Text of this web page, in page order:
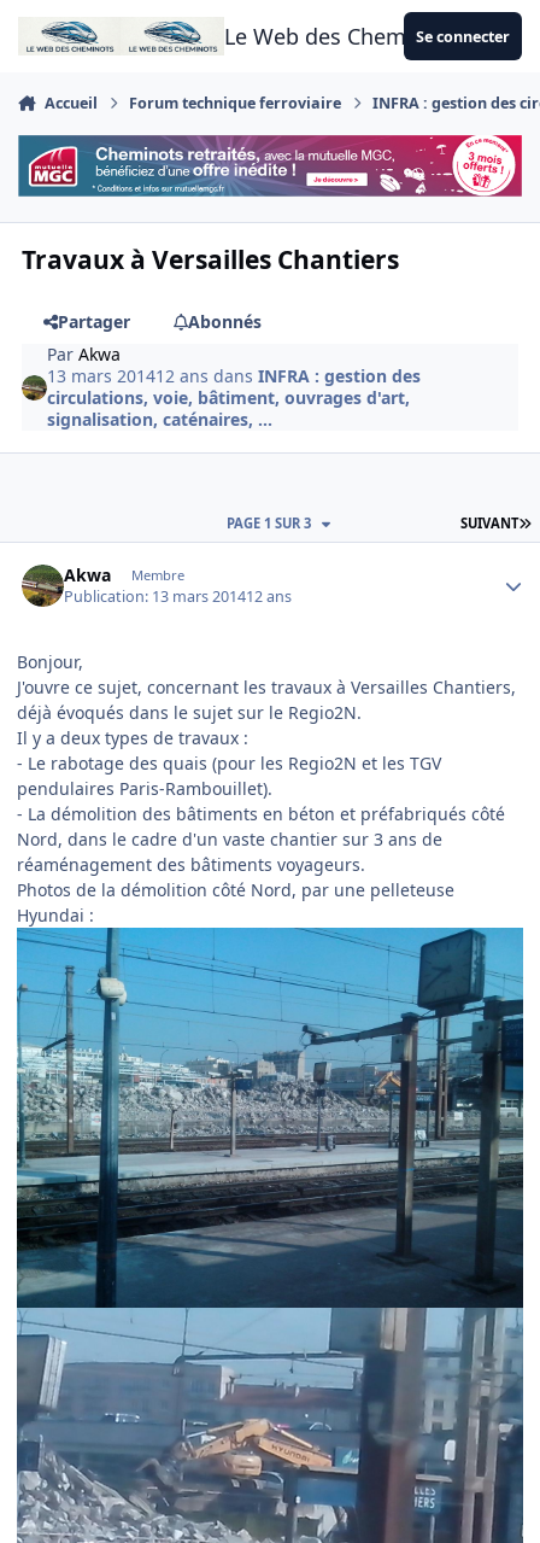
Aller au contenu
Le Web des CheminotsSe connecter
Accueil Forum technique ferroviaire INFRA : gestion des
Travaux à Versailles Chantiers
Partager
Abonnés
ParAkwa
13 mars 201412 ans dansINFRA : gestion des
circulations, voie, bâtiment, ouvrages d'art,
signalisation, caténaires, ...
SUIVANT
PAGE 1 SUR 3
Akwa Membre
Publication: 13 mars 201412 ans
Bonjour,
J'ouvre ce sujet, concernant les travaux à Versailles Chantiers,
déjà évoqués dans le sujet sur le Regio2N.
Il y a deux types de travaux :
- Le rabotage des quais (pour les Regio2N et les TGV
pendulaires Paris-Rambouillet).
- La démolition des bâtiments en béton et préfabriqués côté
Nord, dans le cadre d'un vaste chantier sur 3 ans de
réaménagement des bâtiments voyageurs.
Photos de la démolition côté Nord, par une pelleteuse
Hyundai :